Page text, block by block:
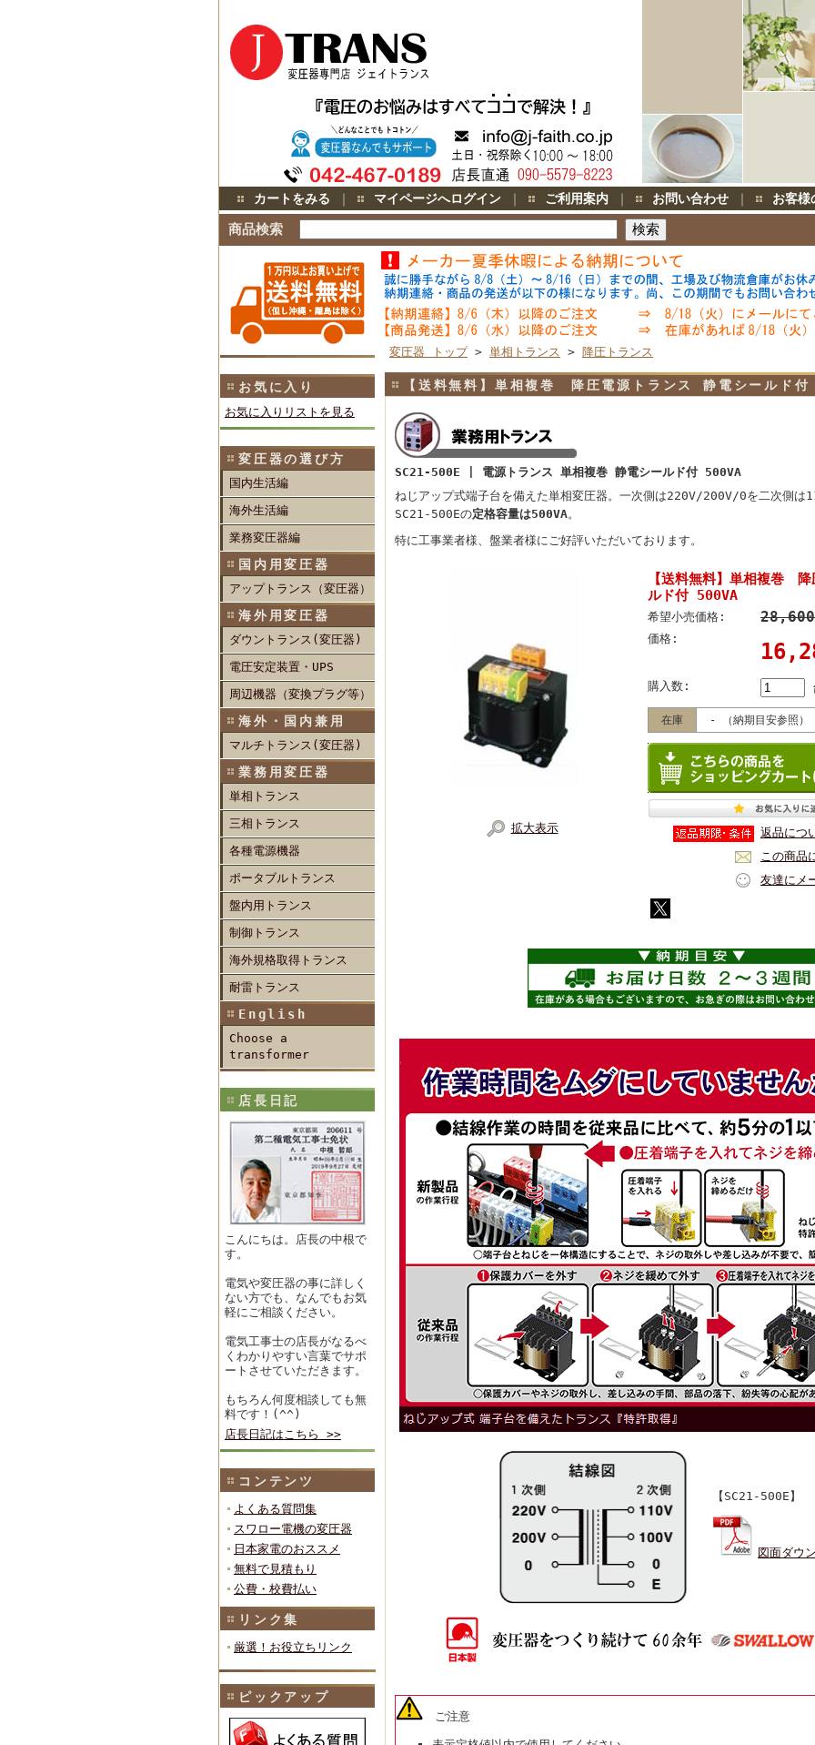
カートをみる ｜ マイページへログイン ｜ ご利用案内 ｜ お問い合わせ ｜ お客様
商品検索
お気に入り
お気に入りリストを見る
変圧器の選び方
国内生活編
海外生活編
業務変圧器編
国内用変圧器
アップトランス（変圧器）
海外用変圧器
ダウントランス(変圧器)
電圧安定装置・UPS
周辺機器（変換プラグ等）
海外・国内兼用
マルチトランス(変圧器)
業務用変圧器
単相トランス
三相トランス
各種電源機器
ポータブルトランス
盤内用トランス
制御トランス
海外規格取得トランス
耐雷トランス
English
Choose a
transformer
店長日記
こんにちは。店長の中根で
す。
電気や変圧器の事に詳しく
ない方でも、なんでもお気
軽にご相談ください。
電気工事士の店長がなるべ
くわかりやすい言葉でサポ
ートさせていただきます。
もちろん何度相談しても無
料です！(^^)
店長日記はこちら >>
コンテンツ
よくある質問集
スワロー電機の変圧器
日本家電のおススメ
無料で見積もり
公費・校費払い
リンク集
厳選！お役立ちリンク
ピックアップ
変圧器 トップ> 単相トランス > 降圧トランス
【送料無料】単相複巻 降圧電源トランス 静電シールド
SC21-500E | 電源トランス 単相複巻 静電シールド付 500VA
ねじアップ式端子台を備えた単相変圧器。一次側は220V/200V/0を二次側
SC21-500Eの定格容量は500VA。
特に工事業者様、盤業者様にご好評いただいております。
拡大表示
【送料無料】単相複巻
ルド付 500VA
希望小売価格:
価格:
購入数:
在庫 - （納期目安参照）
返品につ
この商品
友達にメ
【SC21-500E】
図面ダウ
ご注意